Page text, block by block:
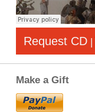
Request CD |
Make a Gift